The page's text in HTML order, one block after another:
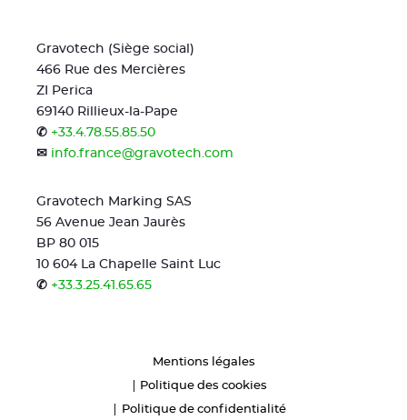
Gravotech (Siège social)
466 Rue des Mercières
ZI Perica
69140 Rillieux-la-Pape
✆ +33.4.78.55.85.50
✉ info.france@gravotech.com
Gravotech Marking SAS
56 Avenue Jean Jaurès
BP 80 015
10 604 La Chapelle Saint Luc
✆ +33.3.25.41.65.65
Mentions légales
Politique des cookies
Politique de confidentialité